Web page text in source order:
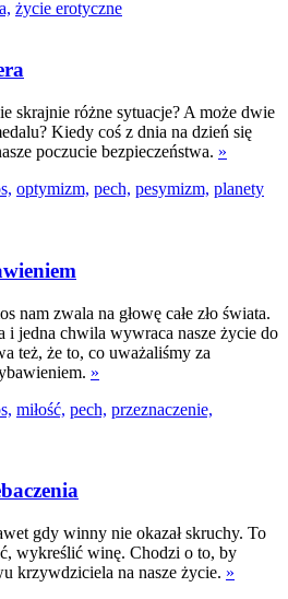
życie erotyczne
skrajnie różne sytuacje? A może dwie
Kiedy coś z dnia na dzień się
poczucie bezpieczeństwa. »
optymizm, pech, pesymizm, planety
nam zwala na głowę całe zło świata.
i jedna chwila wywraca nasze życie do
też, że to, co uważaliśmy za
»
miłość, pech, przeznaczenie,
gdy winny nie okazał skruchy. To
wykreślić winę. Chodzi o to, by
krzywdziciela na nasze życie. »